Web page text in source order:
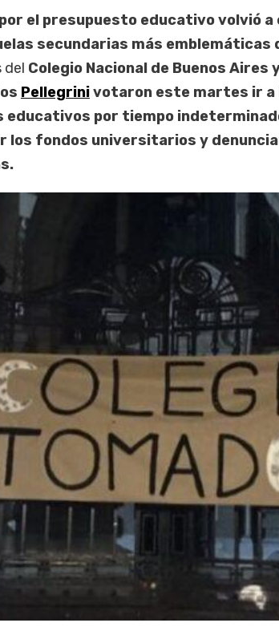
el presupuesto educativo volvió a
secundarias más emblemáticas
del Colegio Nacional de Buenos Aires
Pellegrinivotaron este martes ir a
educativos por tiempo
los fondos universitarios y